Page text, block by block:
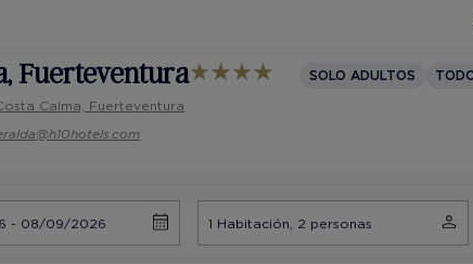
, Fuerteventura SOLO ADULTOS
Calma, Fuerteventura